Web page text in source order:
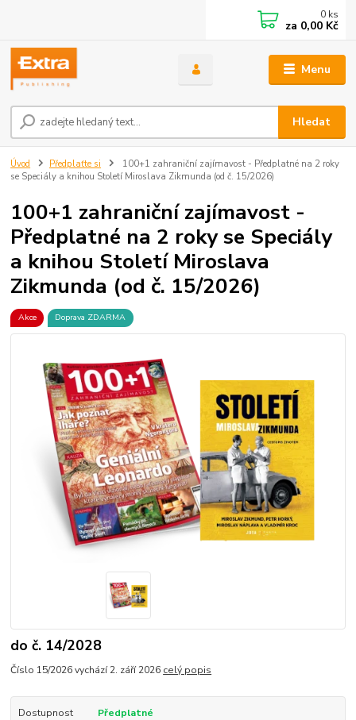
Menu
Hledat
0 ks
za 0,00 Kč
Úvod Předplaťte si
100+1 zahraniční zajímavost - Předplatné na 2 roky
se Speciály a knihou Století Miroslava Zikmunda (od č. 15/2026)
100+1 zahraniční zajímavost -
Předplatné na 2 roky se Speciály
a knihou Století Miroslava
Zikmunda (od č. 15/2026)
Akce Doprava ZDARMA
do č. 14/2028
Číslo 15/2026 vychází 2. září 2026 celý popis
Dostupnost
Předplatné